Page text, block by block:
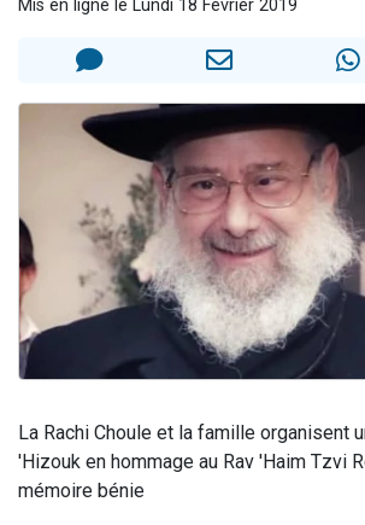
12 nouvelles musiques
Mis en ligne le Lundi 18 Février 2019
La Rachi Choule et la famille organisent
'Hizouk en hommage au Rav 'Haim Tzvi
mémoire bénie